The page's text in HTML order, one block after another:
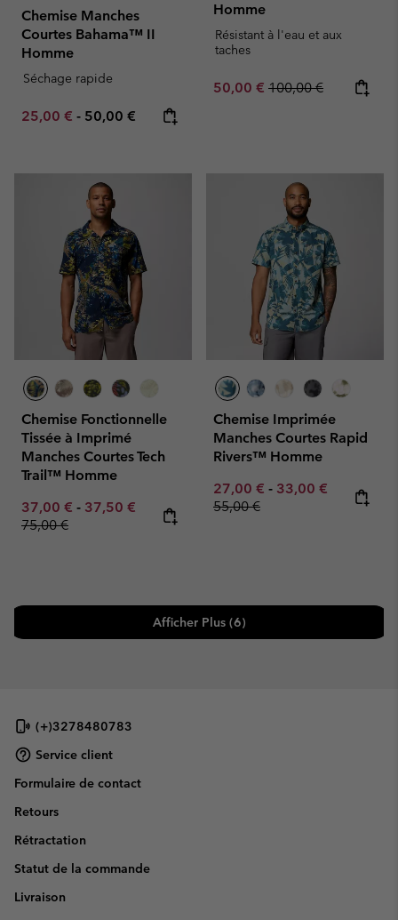
Chemise Manches
Courtes Bahama™ II
Homme
Séchage rapide
Minimum sale price:
25,00 € - Maximum price:
50,00 €
Homme
Résistant à l'eau et aux
taches
Sale price:
50,00 € Regular price:
100,00 €
Chemise Fonctionnelle
Tissée à Imprimé
Manches Courtes Tech
Trail™ Homme
Minimum sale price:
37,00 € - Maximum sale price:
37,50 € Regular price:
75,00 €
Chemise Imprimée
Manches Courtes Rapid
Rivers™ Homme
Minimum sale price:
27,00 € - Maximum sale
33,00 € Regular
55,00 €
Afficher Plus (6)
(+)3278480783
Service client
Formulaire de contact
Retours
Rétractation
Statut de la commande
Livraison